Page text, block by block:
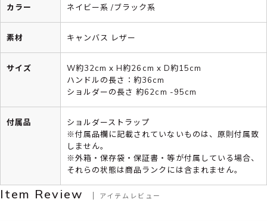
カラー ネイビー系 /ブラック系
素材 キャンバス レザー
サイズ
W約32cm x H約26cm x D約15cm
ハンドルの長さ：約36cm
ショルダーの長さ 約62cm -95cm
付属品
ショルダーストラップ
※付属品欄に記載されていないものは、原則付属致
しません。
※外箱・保存袋・保証書・等が付属している場合、
それらの状態は商品ランクには含まれません。
Item Review アイテムレビュー